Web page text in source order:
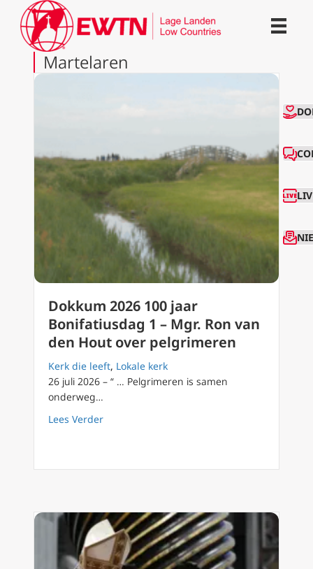
Martelaren
Dokkum 2026 100 jaar
Bonifatiusdag 1 – Mgr. Ron van
den Hout over pelgrimeren
Kerk die leeft, Lokale kerk
26 juli 2026 – “ … Pelgrimeren is samen
onderweg…
Lees Verderabout Dokkum 2026 100 jaar Bonifatiusdag